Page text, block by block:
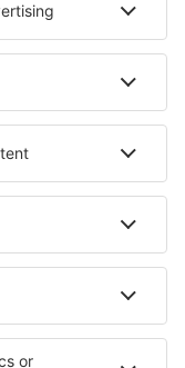
Cazare în Eede